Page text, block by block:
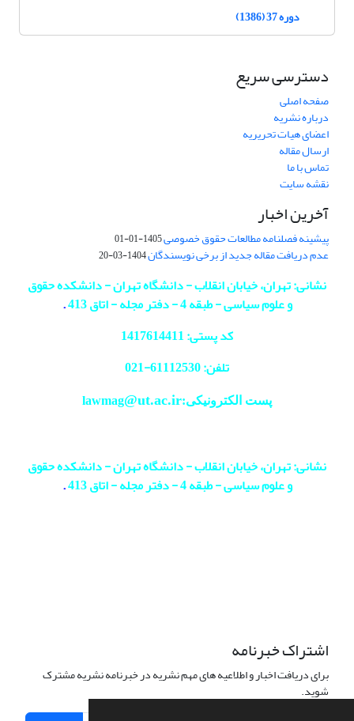
دوره 37 (1386)
دسترسی سریع
صفحه اصلی
درباره نشریه
اعضای هیات تحریریه
ارسال مقاله
تماس با ما
نقشه سایت
آخرین اخبار
پیشینه فصلنامه مطالعات حقوق خصوصی1405-01-01
عدم دریافت مقاله جدید از برخی نویسندگان1404-03-20
نشانی: تهران، خیابان انقلاب - دانشگاه تهران - دانشکده حقوق
و علوم سیاسی - طبقه 4 - دفتر مجله - اتاق 413
.
کد پستی: 1417614411
تلفن: 61112530-
021
پست الکترونیکی:lawmag@ut.ac.ir
نشانی: تهران، خیابان انقلاب - دانشگاه تهران - دانشکده حقوق
و علوم سیاسی - طبقه 4 - دفتر مجله - اتاق 413
.
اشتراک خبرنامه
برای دریافت اخبار و اطلاعیه های مهم نشریه در خبرنامه نشریه مشترک
شوید.